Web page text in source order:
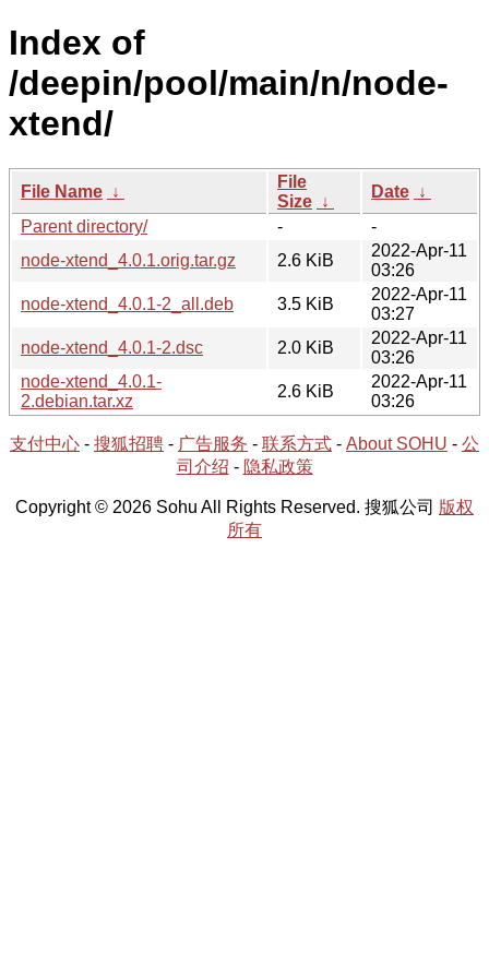
Index of
/deepin/pool/main/n/node-
xtend/
File Name ↓
File
Size ↓
Date ↓
Parent directory/
-
-
node-xtend_4.0.1.orig.tar.gz
2.6 KiB
2022-Apr-11
03:26
node-xtend_4.0.1-2_all.deb
3.5 KiB
2022-Apr-11
03:27
node-xtend_4.0.1-2.dsc
2.0 KiB
2022-Apr-11
03:26
node-xtend_4.0.1-
2.debian.tar.xz
2.6 KiB
2022-Apr-11
03:26
支付中心 - 搜狐招聘 - 广告服务 - 联系方式 - About SOHU - 公
司介绍 - 隐私政策
Copyright © 2026 Sohu All Rights Reserved. 搜狐公司 版权
所有